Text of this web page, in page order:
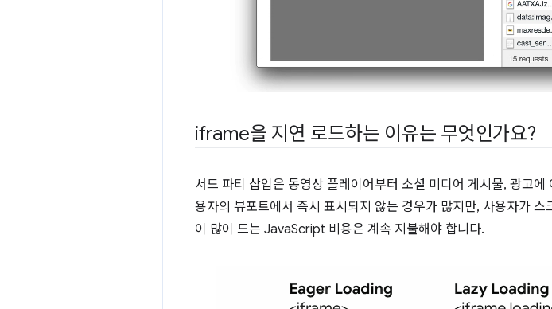
iframe을 지연 로드하는 이유는 무엇인가요?
서드 파티 삽입은 동영상 플레이어부터 소셜 미디어 게시물, 광고
용자의 뷰포트에서 즉시 표시되지 않는 경우가 많지만, 사용자가
이 많이 드는 JavaScript 비용은 계속 지불해야 합니다.